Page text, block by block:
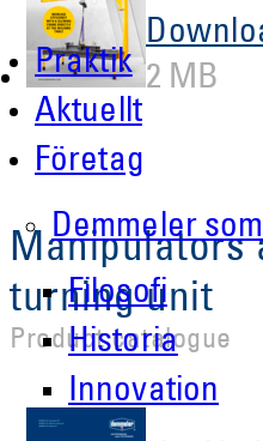
Praktik
Aktuellt
Företag
Demmeler
Filosofi
Historia
Innovation
2 MB
Manipulators
turning unit
Product catalogue